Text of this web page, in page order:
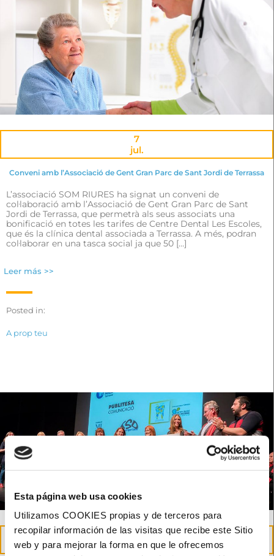
Esta página web usa cookies
Utilizamos COOKIES propias y de terceros para
recopilar información de las visitas que recibe este Sitio
web y para mejorar la forma en que le ofrecemos
7
jul.
Conveni amb l’Associació de Gent Gran Parc de Sant Jordi de Terrassa
L’associació SOM RIURES ha signat un conveni de
col·laboració amb l’Associació de Gent Gran Parc de Sant
Jordi de Terrassa, que permetrà als seus associats una
bonificació en totes les tarifes de Centre Dental Les Escoles,
que és la clínica dental associada a Terrassa. A més, podran
col·laborar en una tasca social ja que 50 […]
Leer más >>
Posted in:
A prop teu
23
maig